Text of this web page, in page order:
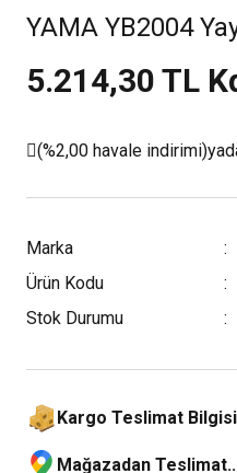
YAMA YB2004
5.214,30 TL
(%2,00 havale indirimi)
Marka
Ürün Kodu
Stok Durumu
Kargo Teslimat Bilgisi
Mağazadan